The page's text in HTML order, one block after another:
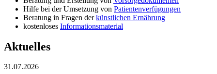
Hilfe bei der Umsetzung von Patientenverfügungen
Beratung in Fragen derkünstlichen Ernährung
kostenloses Informationsmaterial
Aktuelles
31.07.2026